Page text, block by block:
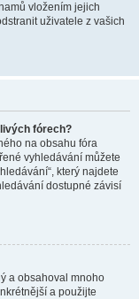
vložením jejich
uživatele z vašich
fórech?
na obsahu fóra
vyhledávání můžete
který najdete
dostupné závisí
a obsahoval mnoho
a použijte